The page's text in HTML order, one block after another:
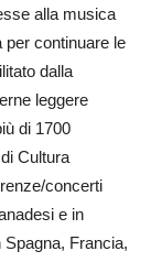
alla musica
per continuare le
dalla
leggere
di 1700
Cultura
concerti
e in
Francia,